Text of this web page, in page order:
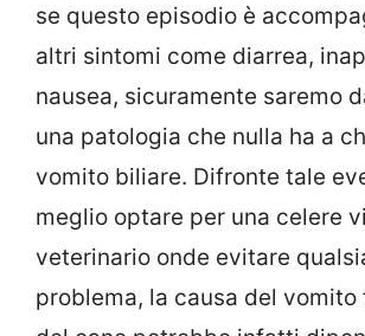
se questo episodio è
altri sintomi come diarrea,
nausea, sicuramente saremo
una patologia che nulla ha a
vomito biliare. Difronte tale
meglio optare per una celere
veterinario onde evitare
problema, la causa del vomito